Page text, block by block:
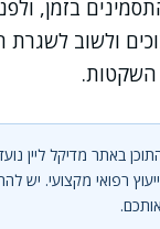
בזמן,
ולשוב לשגרת
באתר מדיקל ליין
רפואי מקצועי. יש